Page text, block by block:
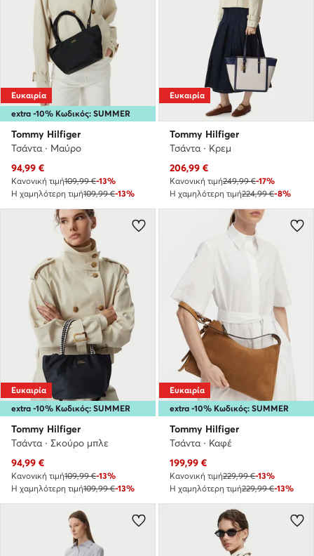
extra -10% Κωδικός: SUMMER
Ευκαιρία
Tommy Hilfiger
Τσάντα · Μαύρο
Τρέχουσα τιμή
94,99 €
Κανονική τιμή109,99 €-13%
Η χαμηλότερη τιμή109,99 €-13%
Ευκαιρία
Tommy Hilfiger
Τσάντα · Κρεμ
Τρέχουσα τιμή
206,99 €
Κανονική τιμή249,99 €-17%
Η χαμηλότερη τιμή224,99 €-8%
extra -10% Κωδικός: SUMMER
Ευκαιρία
Tommy Hilfiger
Τσάντα · Σκούρο μπλε
Τρέχουσα τιμή
94,99 €
Κανονική τιμή109,99 €-13%
Η χαμηλότερη τιμή109,99 €-13%
extra -10% Κωδικός: SUMMER
Ευκαιρία
Tommy Hilfiger
Τσάντα · Καφέ
Τρέχουσα τιμή
199,99 €
Κανονική τιμή229,99 €-13%
Η χαμηλότερη τιμή229,99 €-13%